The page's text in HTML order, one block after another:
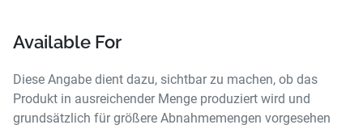
Available For
Diese Angabe dient dazu, sichtbar zu machen, ob das
Produkt in ausreichender Menge produziert wird und
grundsätzlich für größere Abnahmemengen vorgesehen